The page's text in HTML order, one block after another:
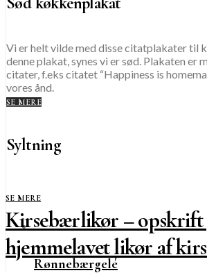
Vi er helt vilde med disse citatplakater til
denne plakat, synes vi er sød. Plakaten er
citater, f.eks citatet “Happiness is
vores ånd.
SE MERE
Syltning
Rønnebærgelé
SE MERE
Kirsebærlikør – opskrift
hjemmelavet likør af